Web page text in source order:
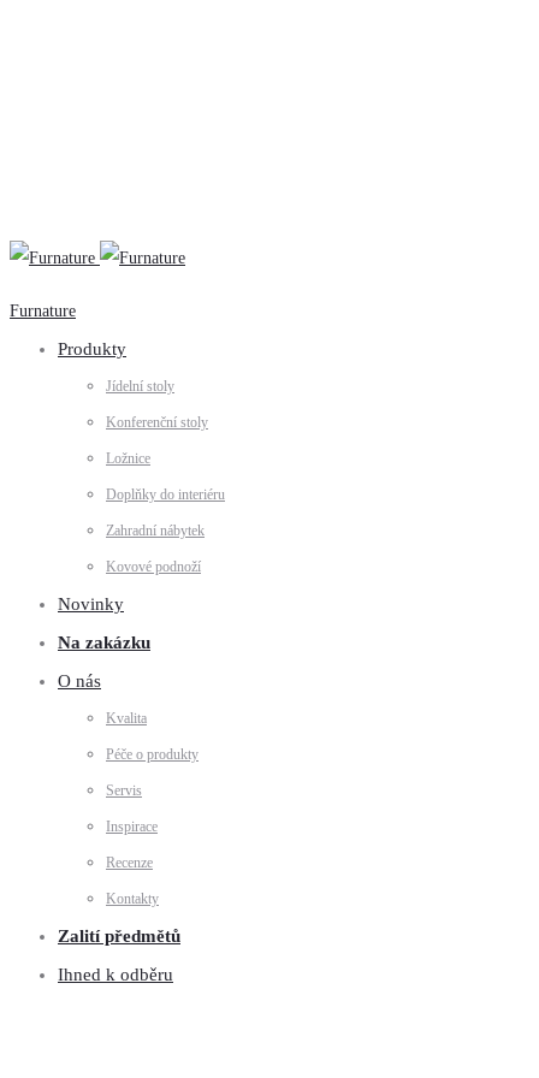
Furnature
Produkty
Jídelní stoly
Konferenční stoly
Ložnice
Doplňky do interiéru
Zahradní nábytek
Kovové podnoží
Novinky
Na zakázku
O nás
Kvalita
Péče o produkty
Servis
Inspirace
Recenze
Kontakty
Zalití předmětů
Ihned k odběru